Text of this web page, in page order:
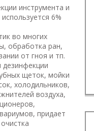
инструмента и
6%
во многих
обработка ран,
от гноя и тп.
щеток, мойки
холодильников,
воздуха,
придает